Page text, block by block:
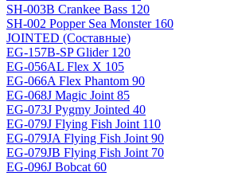
SH-003B Crankee Bass 120
SH-002 Popper Sea Monster 160
JOINTED (Составные)
EG-157B-SP Glider 120
EG-056AL Flex X 105
EG-066A Flex Phantom 90
EG-068J Magic Joint 85
EG-073J Pygmy Jointed 40
EG-079J Flying Fish Joint 110
EG-079JA Flying Fish Joint 90
EG-079JB Flying Fish Joint 70
EG-096J Bobcat 60